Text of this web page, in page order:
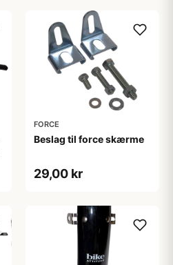
FORCE
Beslag til force skærme
29,00 kr